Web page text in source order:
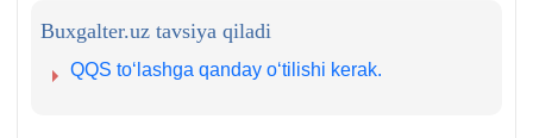
Buxgalter.uz tavsiya qiladi
QQS toʻlashga qanday oʻtilishi kerak.